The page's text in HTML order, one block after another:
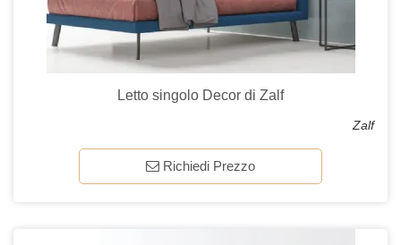
Letto singolo Decor di Zalf
Zalf
Richiedi Prezzo